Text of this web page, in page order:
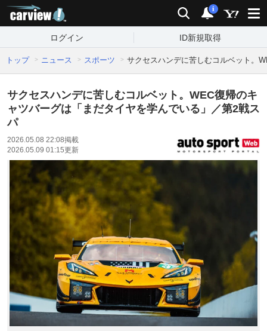
検索 通知
i
ログイン ID新規取得
トップ ニュース スポーツ サクセスハンデに苦しむコルベット。
サクセスハンデに苦しむコルベット。WEC復帰のキ
ャツバーグは「まだタイヤを学んでいる」／第2戦ス
パ
2026.05.08 22:08掲載
2026.05.09 01:15更新